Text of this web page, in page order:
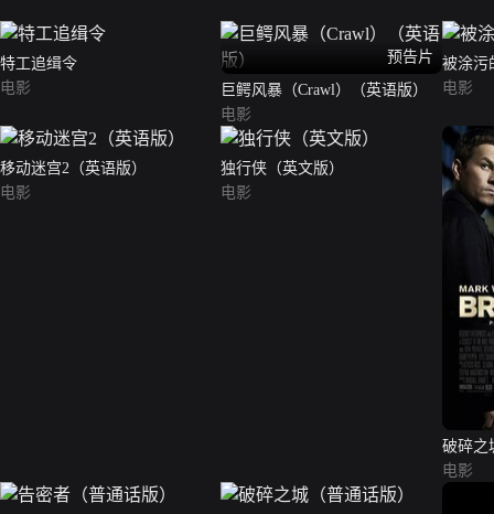
特工追缉令
电影
预告片
巨鳄风暴（Crawl）（英语版）
电影
被涂污
电影
移动迷宫2（英语版）
电影
独行侠（英文版）
电影
破碎之
电影